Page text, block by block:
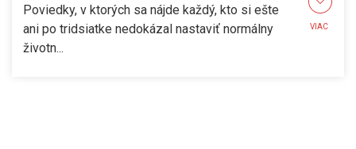
Poviedky, v ktorých sa nájde každý, kto si ešte
ani po tridsiatke nedokázal nastaviť normálny
životn...
VIAC